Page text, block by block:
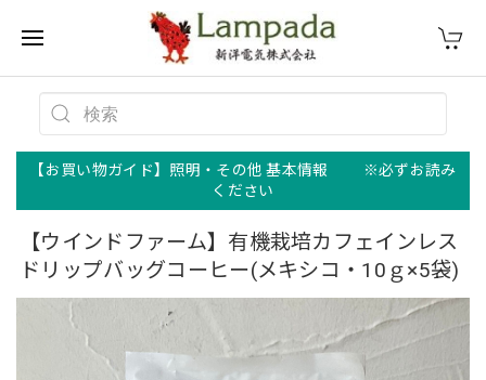
【お買い物ガイド】照明・その他 基本情報 ※必ずお読み
ください
【ウインドファーム】有機栽培カフェインレス
ドリップバッグコーヒー(メキシコ・10ｇ×5袋)